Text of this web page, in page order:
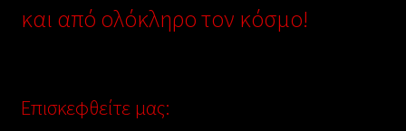
και από ολόκληρο τον κόσμο!
Επισκεφθείτε μας: